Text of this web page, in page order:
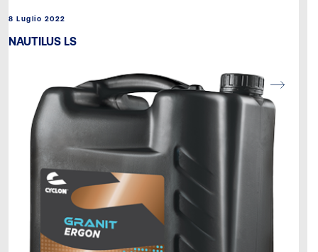
8 Luglio 2022
NAUTILUS LS